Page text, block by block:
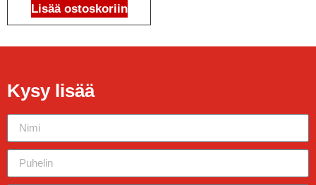
Lisää ostoskoriin
Kysy lisää